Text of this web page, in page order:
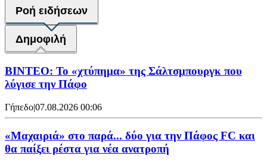
Ροή ειδήσεων
Δημοφιλή
ΒΙΝΤΕΟ: Το «χτύπημα» της Σάλτσμπουργκ που
λύγισε την Πάφο
Γήπεδο|07.08.2026 00:06
«Μαχαιριά» στο παρά... δύο για την Πάφος FC και
θα παίξει ρέστα για νέα ανατροπή